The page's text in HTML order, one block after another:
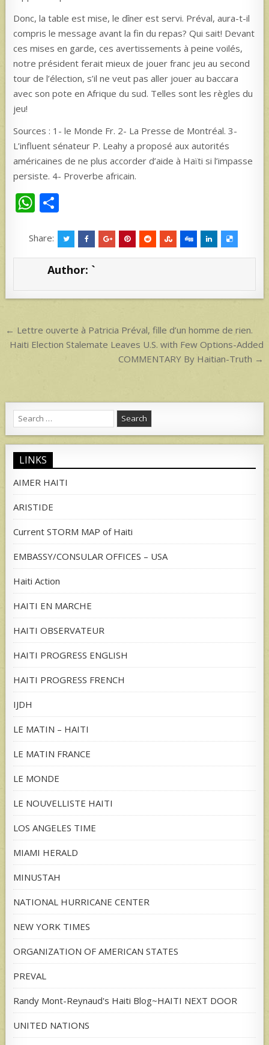
Donc, la table est mise, le dîner est servi. Préval, aura-t-il
compris le message avant la fin du repas? Qui sait! Devant
ces mises en garde, ces avertissements à peine voilés,
notre président ferait mieux de jouer franc jeu au second
tour de l’élection, s’il ne veut pas aller jouer au baccara
avec son pote en Afrique du sud. Telles sont les règles du
jeu!
Sources : 1- le Monde Fr. 2- La Presse de Montréal. 3-
L’influent sénateur P. Leahy a proposé aux autorités
américaines de ne plus accorder d’aide à Haïti si l’impasse
persiste. 4- Proverbe africain.
W
at
s
p
ar
e
Share:
Author: `
Post
navigation
← Lettre ouverte à Patricia Préval, fille d’un homme de rien.
Haiti Election Stalemate Leaves U.S. with Few Options-Added
COMMENTARY By Haitian-Truth →
Search
for:
LINKS
AIMER HAITI
ARISTIDE
Current STORM MAP of Haiti
EMBASSY/CONSULAR OFFICES – USA
Haiti Action
HAITI EN MARCHE
HAITI OBSERVATEUR
HAITI PROGRESS ENGLISH
HAITI PROGRESS FRENCH
IJDH
LE MATIN – HAITI
LE MATIN FRANCE
LE MONDE
LE NOUVELLISTE HAITI
LOS ANGELES TIME
MIAMI HERALD
MINUSTAH
NATIONAL HURRICANE CENTER
NEW YORK TIMES
ORGANIZATION OF AMERICAN STATES
PREVAL
Randy Mont-Reynaud's Haiti Blog~HAITI NEXT DOOR
UNITED NATIONS